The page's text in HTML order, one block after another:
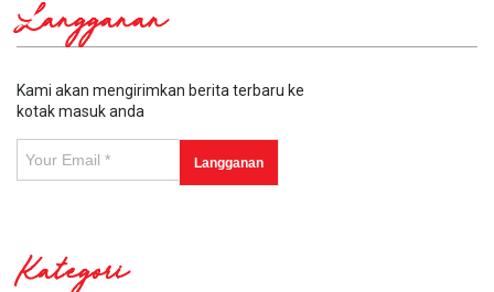
Langganan
Kami akan mengirimkan berita terbaru ke
kotak masuk anda
Kategori